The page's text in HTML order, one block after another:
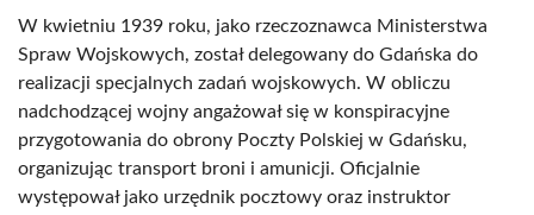
W kwietniu 1939 roku, jako rzeczoznawca Ministerstwa
Spraw Wojskowych, został delegowany do Gdańska do
realizacji specjalnych zadań wojskowych. W obliczu
nadchodzącej wojny angażował się w konspiracyjne
przygotowania do obrony Poczty Polskiej w Gdańsku,
organizując transport broni i amunicji. Oficjalnie
występował jako urzędnik pocztowy oraz instruktor